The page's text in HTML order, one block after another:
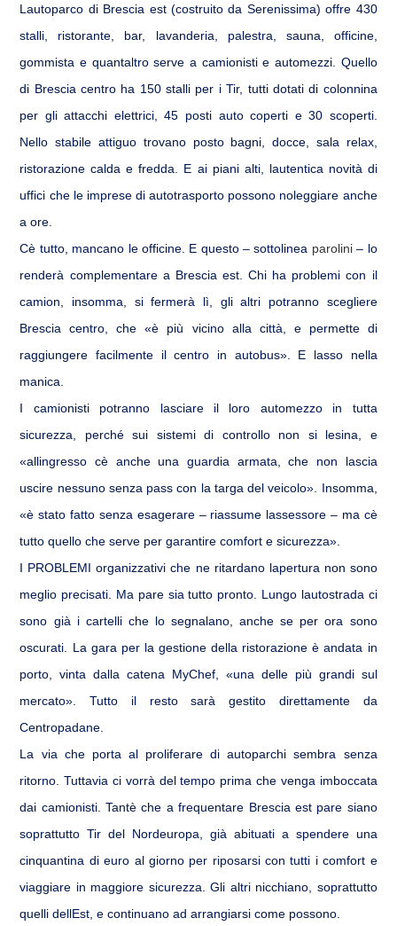
Lautoparco di Brescia est (costruito da Serenissima) offre 430
stalli, ristorante, bar, lavanderia, palestra, sauna, officine,
gommista e quantaltro serve a camionisti e automezzi. Quello
di Brescia centro ha 150 stalli per i Tir, tutti dotati di colonnina
per gli attacchi elettrici, 45 posti auto coperti e 30 scoperti.
Nello stabile attiguo trovano posto bagni, docce, sala relax,
ristorazione calda e fredda. E ai piani alti, lautentica novità di
uffici che le imprese di autotrasporto possono noleggiare anche
a ore.
Cè tutto, mancano le officine. E questo – sottolinea parolini– lo
renderà complementare a Brescia est. Chi ha problemi con il
camion, insomma, si fermerà lì, gli altri potranno scegliere
Brescia centro, che «è più vicino alla città, e permette di
raggiungere facilmente il centro in autobus». E lasso nella
manica.
I camionisti potranno lasciare il loro automezzo in tutta
sicurezza, perché sui sistemi di controllo non si lesina, e
«allingresso cè anche una guardia armata, che non lascia
uscire nessuno senza pass con la targa del veicolo». Insomma,
«è stato fatto senza esagerare – riassume lassessore – ma cè
tutto quello che serve per garantire comfort e sicurezza».
I PROBLEMI organizzativi che ne ritardano lapertura non sono
meglio precisati. Ma pare sia tutto pronto. Lungo lautostrada ci
sono già i cartelli che lo segnalano, anche se per ora sono
oscurati. La gara per la gestione della ristorazione è andata in
porto, vinta dalla catena MyChef, «una delle più grandi sul
mercato». Tutto il resto sarà gestito direttamente da
Centropadane.
La via che porta al proliferare di autoparchi sembra senza
ritorno. Tuttavia ci vorrà del tempo prima che venga imboccata
dai camionisti. Tantè che a frequentare Brescia est pare siano
soprattutto Tir del Nordeuropa, già abituati a spendere una
cinquantina di euro al giorno per riposarsi con tutti i comfort e
viaggiare in maggiore sicurezza. Gli altri nicchiano, soprattutto
quelli dellEst, e continuano ad arrangiarsi come possono.